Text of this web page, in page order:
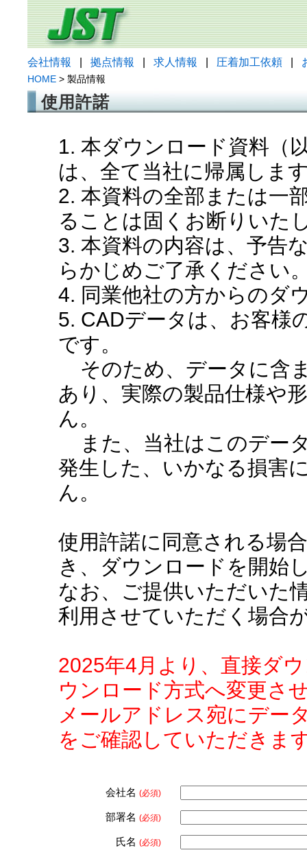
会社情報 拠点情報 求人情報 圧着加工依頼
HOME > 製品情報
使用許諾
1. 本ダウンロード資料（
は、全て当社に帰属しま
2. 本資料の全部または一
ることは固くお断りいた
3. 本資料の内容は、予告
らかじめご了承ください
4. 同業他社の方からのダ
5. CADデータは、お客様
です。
そのため、データに含
あり、実際の製品仕様や
ん。
また、当社はこのデー
発生した、いかなる損害
ん。
使用許諾に同意される場
き、ダウンロードを開始
なお、ご提供いただいた
利用させていただく場合
2025年4月より、直接ダ
ウンロード方式へ変更さ
メールアドレス宛にデー
をご確認していただきま
会社名 (必須)
部署名 (必須)
氏名 (必須)